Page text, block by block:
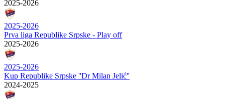
2025-2026
2025-2026
Prva liga Republike Srpske - Play off
2025-2026
2025-2026
Kup Republike Srpske ''Dr Milan Jelić''
2024-2025